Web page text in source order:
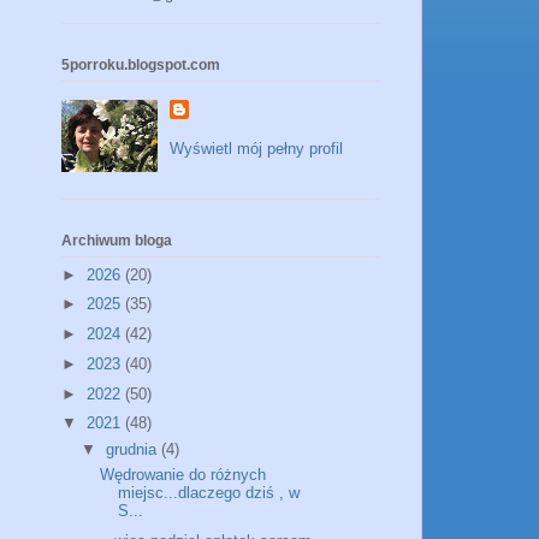
5porroku.blogspot.com
Wyświetl mój pełny profil
Archiwum bloga
► 2026 (20)
► 2025 (35)
► 2024 (42)
► 2023 (40)
► 2022 (50)
▼ 2021 (48)
▼ grudnia (4)
Wędrowanie do różnych
miejsc...dlaczego dziś , w
S...